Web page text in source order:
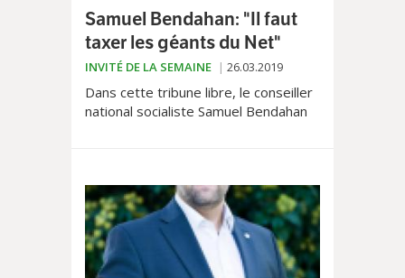
Samuel Bendahan: "Il faut
taxer les géants du Net"
INVITÉ DE LA SEMAINE 26.03.2019
Dans cette tribune libre, le conseiller
national socialiste Samuel Bendahan